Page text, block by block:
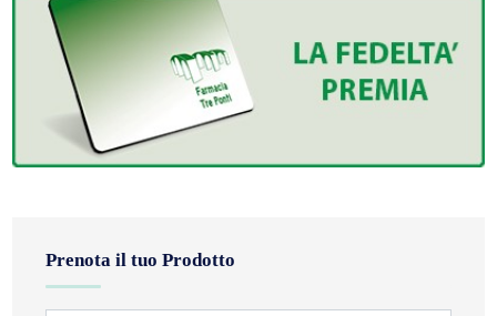
Prenota il tuo Prodotto